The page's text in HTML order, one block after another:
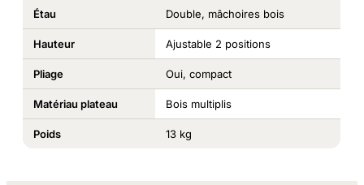
Étau Double, mâchoires bois
Hauteur Ajustable 2 positions
Pliage Oui, compact
Matériau plateau Bois multiplis
Poids 13 kg